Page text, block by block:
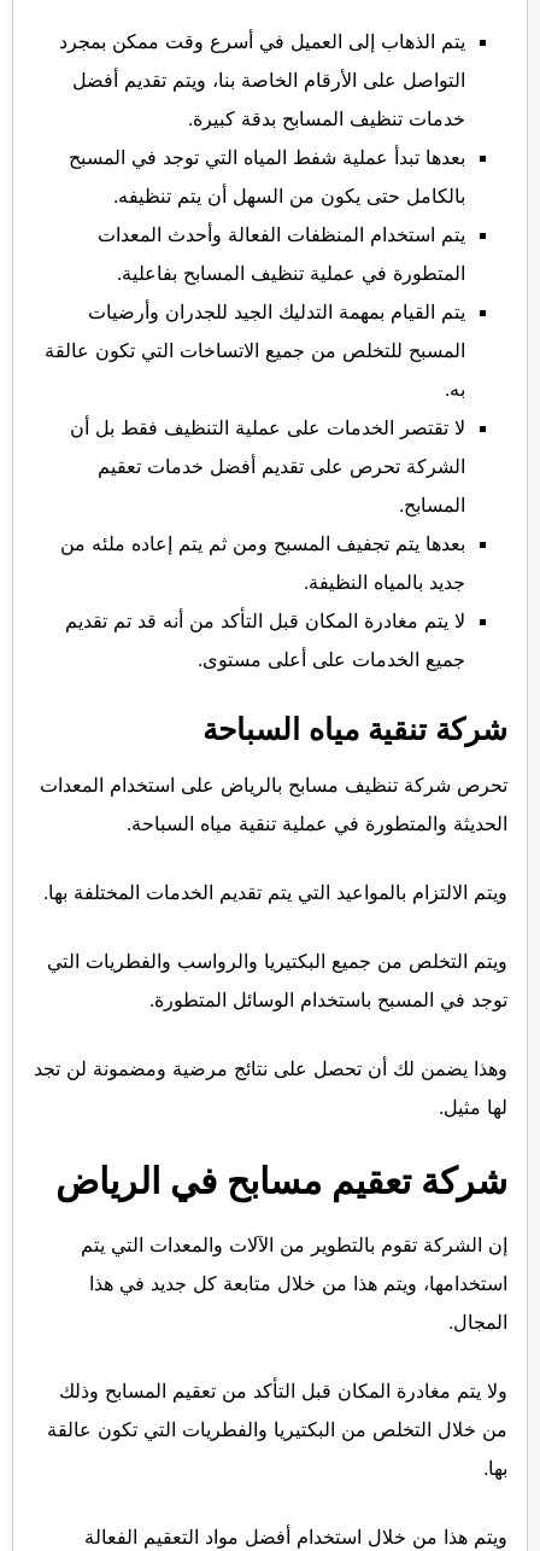
يتم الذهاب إلى العميل في أسرع وقت ممكن بمجرد
التواصل على الأرقام الخاصة بنا، ويتم تقديم أفضل
خدمات تنظيف المسابح بدقة كبيرة.
بعدها تبدأ عملية شفط المياه التي توجد في المسبح
بالكامل حتى يكون من السهل أن يتم تنظيفه.
يتم استخدام المنظفات الفعالة وأحدث المعدات
المتطورة في عملية تنظيف المسابح بفاعلية.
يتم القيام بمهمة التدليك الجيد للجدران وأرضيات
المسبح للتخلص من جميع الاتساخات التي تكون عالقة
به.
لا تقتصر الخدمات على عملية التنظيف فقط بل أن
الشركة تحرص على تقديم أفضل خدمات تعقيم
المسابح.
بعدها يتم تجفيف المسبح ومن ثم يتم إعاده ملئه من
جديد بالمياه النظيفة.
لا يتم مغادرة المكان قبل التأكد من أنه قد تم تقديم
جميع الخدمات على أعلى مستوى.
شركة تنقية مياه السباحة
تحرص شركة تنظيف مسابح بالرياض على استخدام المعدات
الحديثة والمتطورة في عملية تنقية مياه السباحة.
ويتم الالتزام بالمواعيد التي يتم تقديم الخدمات المختلفة بها.
ويتم التخلص من جميع البكتيريا والرواسب والفطريات التي
توجد في المسبح باستخدام الوسائل المتطورة.
وهذا يضمن لك أن تحصل على نتائج مرضية ومضمونة لن تجد
لها مثيل.
شركة تعقيم مسابح في الرياض
إن الشركة تقوم بالتطوير من الآلات والمعدات التي يتم
استخدامها، ويتم هذا من خلال متابعة كل جديد في هذا
المجال.
ولا يتم مغادرة المكان قبل التأكد من تعقيم المسابح وذلك
من خلال التخلص من البكتيريا والفطريات التي تكون عالقة
بها.
ويتم هذا من خلال استخدام أفضل مواد التعقيم الفعالة